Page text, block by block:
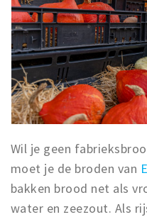
Wil je geen
moet je de broden van
bakken brood net als
water en zeezout. Als